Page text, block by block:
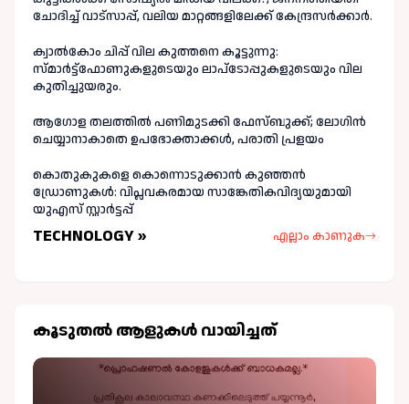
ചോദിച്ച് വാട്‌സാപ്പ്, വലിയ മാറ്റങ്ങളിലേക്ക് കേന്ദ്രസർക്കാർ.
ക്വാൽകോം ചിപ്പ് വില കുത്തനെ കൂട്ടുന്നു:
സ്മാർട്ട്ഫോണുകളുടെയും ലാപ്ടോപ്പുകളുടെയും വില
കുതിച്ചുയരും.
ആഗോള തലത്തിൽ പണിമുടക്കി ഫേസ്ബുക്ക്; ലോഗിന്‍
ചെയ്യാനാകാതെ ഉപഭോക്താക്കള്‍, പരാതി പ്രളയം
കൊതുകുകളെ കൊന്നൊടുക്കാൻ കുഞ്ഞൻ
ഡ്രോണുകൾ: വിപ്ലവകരമായ സാങ്കേതികവിദ്യയുമായി
യുഎസ് സ്റ്റാർട്ടപ്പ്
TECHNOLOGY » എല്ലാം കാണുക
കൂടുതല്‍ ആളുകള്‍ വായിച്ചത്